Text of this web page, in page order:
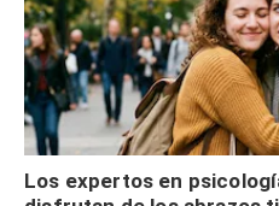
Los expertos en